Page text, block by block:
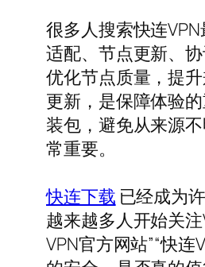
很多人搜索快连
适配、节点更新、
优化节点质量，提
更新，是保障体验
装包，避免从来源
常重要。
快连下载 已经成为
越来越多人开始关
VPN官方网站”“快